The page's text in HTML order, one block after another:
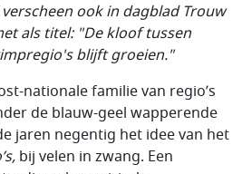
ook in dagblad Trouw
als titel: "De kloof tussen
blijft groeien."
nationale familie van regio’s
de blauw-geel wapperende
jaren negentig het idee van het
bij velen in zwang. Een